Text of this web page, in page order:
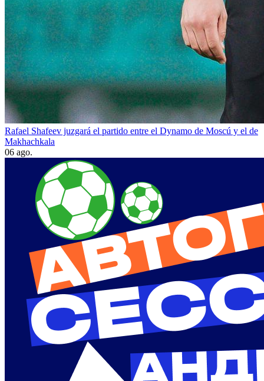
Rafael Shafeev juzgará el partido entre el Dynamo de Moscú y el de
Makhachkala
06 ago.